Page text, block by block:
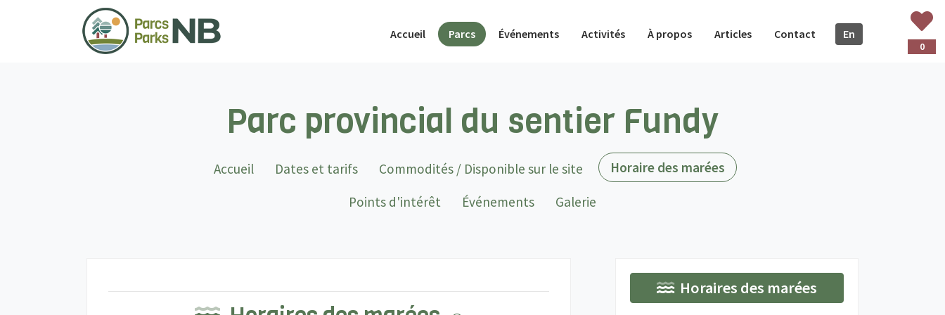
Accueil Parcs (actif)
Événements Activités À propos Articles Contact En
0
Parc provincial du sentier Fundy
Accueil Dates et tarifs Commodités / Disponible sur le site Horaire des marées(actif)
Points d'intérêt Événements Galerie
Horaires des marées